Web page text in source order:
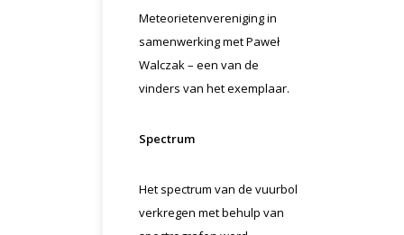
Meteorietenvereniging in
samenwerking met Paweł
Walczak – een van de
vinders van het exemplaar.
Spectrum
Het spectrum van de vuurbol
verkregen met behulp van